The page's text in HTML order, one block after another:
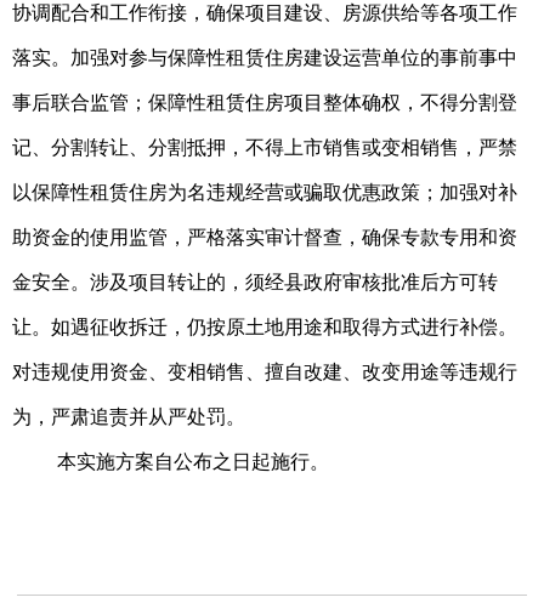
协调配合和工作衔接，确保项目建设、房源供给等各项工作
落实。加强对参与保障性租赁住房建设运营单位的事前事中
事后联合监管；保障性租赁住房项目整体确权，不得分割登
记、分割转让、分割抵押，不得上市销售或变相销售，严禁
以保障性租赁住房为名违规经营或骗取优惠政策；加强对补
助资金的使用监管，严格落实审计督查，确保专款专用和资
金安全。涉及项目转让的，须经县政府审核批准后方可转
让。如遇征收拆迁，仍按原土地用途和取得方式进行补偿。
对违规使用资金、变相销售、擅自改建、改变用途等违规行
为，严肃追责并从严处罚。
本实施方案自公布之日起施行。